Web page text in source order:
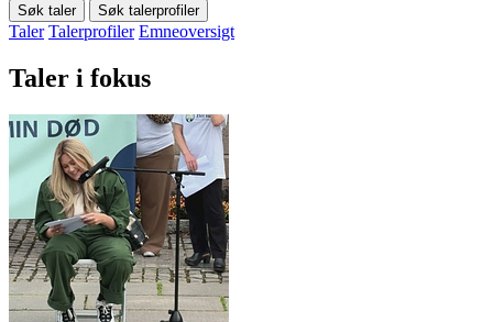
Søk taler Søk talerprofiler
Taler Talerprofiler Emneoversigt
Taler i fokus